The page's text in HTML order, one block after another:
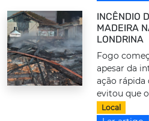
INCÊNDIO
MADEIRA
LONDRINA
Fogo
apesar da
ação
evitou que
Local